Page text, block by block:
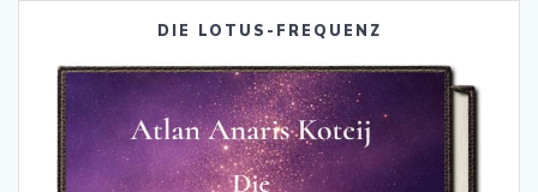
DIE LOTUS-FREQUENZ